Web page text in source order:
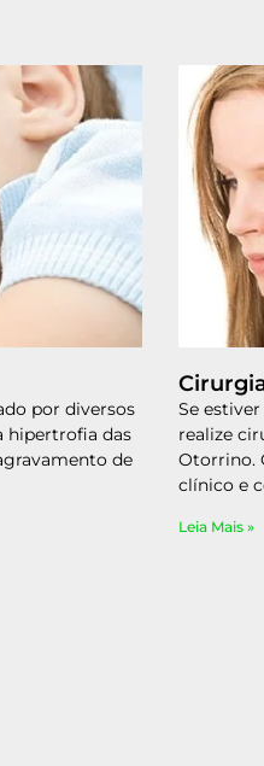
por diversos
hipertrofia das
de
Se
realize
Otorrino.
clínico e
Leia Mais »